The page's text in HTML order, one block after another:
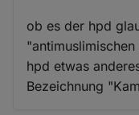
ob es der hpd
hpd etwas
Bezeichnung